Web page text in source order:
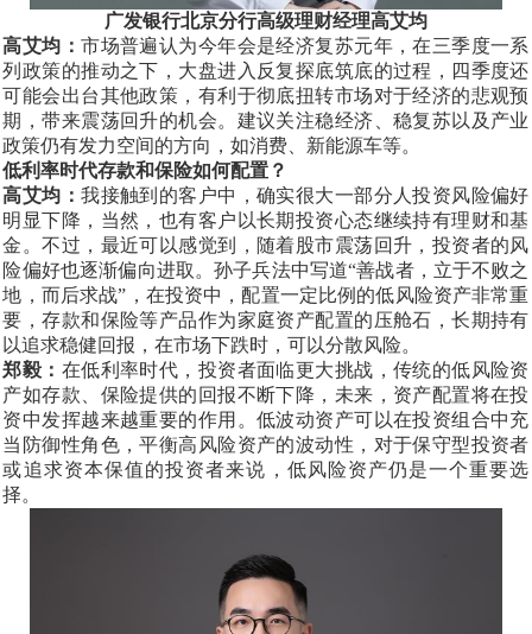
广发银行北京分行高级理财经理高艾均
高艾均：市场普遍认为今年会是经济复苏元年，在三季度一系
列政策的推动之下，大盘进入反复探底筑底的过程，四季度还
可能会出台其他政策，有利于彻底扭转市场对于经济的悲观预
期，带来震荡回升的机会。建议关注稳经济、稳复苏以及产业
政策仍有发力空间的方向，如消费、新能源车等。
低利率时代存款和保险如何配置？
高艾均：我接触到的客户中，确实很大一部分人投资风险偏好
明显下降，当然，也有客户以长期投资心态继续持有理财和基
金。不过，最近可以感觉到，随着股市震荡回升，投资者的风
险偏好也逐渐偏向进取。孙子兵法中写道“善战者，立于不败之
地，而后求战”，在投资中，配置一定比例的低风险资产非常重
要，存款和保险等产品作为家庭资产配置的压舱石，长期持有
以追求稳健回报，在市场下跌时，可以分散风险。
郑毅： 在低利率时代，投资者面临更大挑战，传统的低风险资
产如存款、保险提供的回报不断下降，未来，资产配置将在投
资中发挥越来越重要的作用。低波动资产可以在投资组合中充
当防御性角色，平衡高风险资产的波动性，对于保守型投资者
或追求资本保值的投资者来说，低风险资产仍是一个重要选
择。